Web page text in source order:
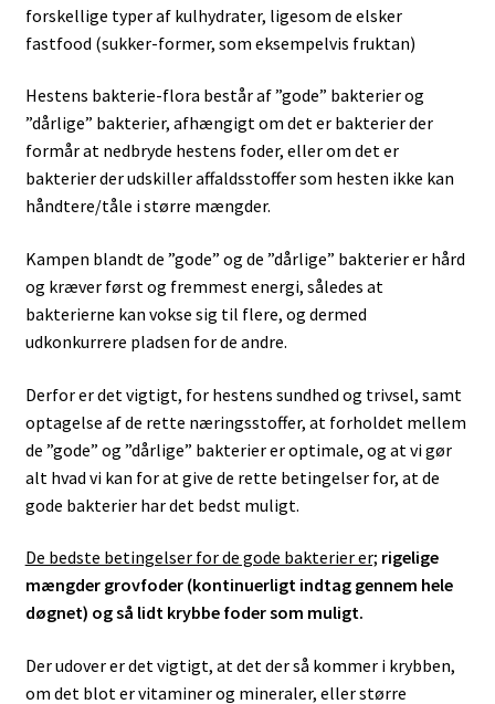
forskellige typer af kulhydrater, ligesom de elsker
fastfood (sukker-former, som eksempelvis fruktan)
Hestens bakterie-flora består af ”gode” bakterier og
”dårlige” bakterier, afhængigt om det er bakterier der
formår at nedbryde hestens foder, eller om det er
bakterier der udskiller affaldsstoffer som hesten ikke kan
håndtere/tåle i større mængder.
Kampen blandt de ”gode” og de ”dårlige” bakterier er hård
og kræver først og fremmest energi, således at
bakterierne kan vokse sig til flere, og dermed
udkonkurrere pladsen for de andre.
Derfor er det vigtigt, for hestens sundhed og trivsel, samt
optagelse af de rette næringsstoffer, at forholdet mellem
de ”gode” og ”dårlige” bakterier er optimale, og at vi gør
alt hvad vi kan for at give de rette betingelser for, at de
gode bakterier har det bedst muligt.
De bedste betingelser for de gode bakterier er; rigelige
mængder grovfoder (kontinuerligt indtag gennem hele
døgnet) og så lidt krybbe foder som muligt.
Der udover er det vigtigt, at det der så kommer i krybben,
om det blot er vitaminer og mineraler, eller større